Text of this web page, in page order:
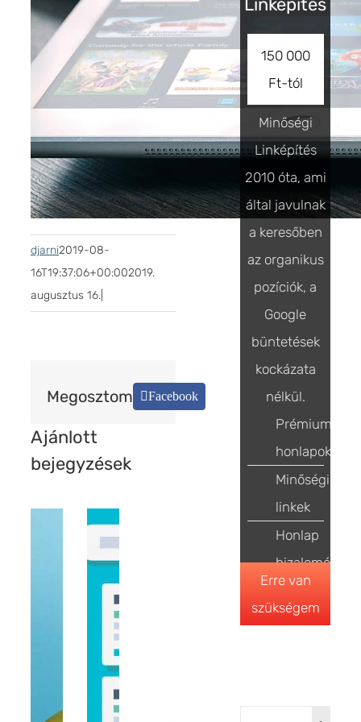
djarni2019-08-
16T19:37:06+00:002019.
augusztus 16.
Megosztom Facebook
Ajánlott
bejegyzések
Linképítés
150 000
Ft-tól
Minőségi
Linképítés
2010 óta, ami
által javulnak
a keresőben
az organikus
pozíciók, a
Google
büntetések
kockázata
nélkül.
Prémium
honlapok
Minőségi
linkek
Honlap
bizalomépítés
Erre van
szükségem